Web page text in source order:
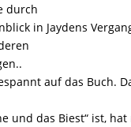
durch
in Jaydens
auf das Buch.
und das Biest“ ist,